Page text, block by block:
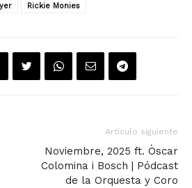
Rickie Monies
Artículo siguiente
Noviembre, 2025 ft. Òscar
Colomina i Bosch | Pódcast
de la Orquesta y Coro